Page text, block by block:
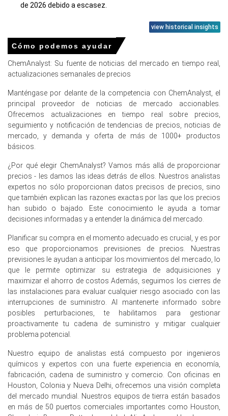
de 2026 debido a escasez.
Las importaciones de nafta y materia prima
petroquímica por vía marítima a China enfrentaron
severas interrupciones en el suministro durante el primer
trimestre de 2026.
Los productores químicos asiáticos redujeron la
escaseces regionales en el suministro de materia prima.
Precios de Cuerdas de Neumáticos de Poliéster en Europa
En Alemania, el Índice de Precios de Cords de
el primer trimestre de 2026, impulsado por el aumento de
los costos de las materias primas.
La tendencia del costo de producción de los cordones de
neumáticos de poliéster aumentó en marzo de 2026 ya
que los costos de nafta y etileno subieron bruscamente.
Neumáticos de Poliéster se fortalecieron en marzo de
2026, apoyadas por el aumento en las inscripciones
nacionales de nuevos automóviles de pasajeros.
La Pronóstico de Precio de los Cuerdas de Neumáticos
de Poliéster se desplazó hacia arriba en marzo de 2026
tras un aumento en la disponibilidad regional de
tereftalato de polietileno.
La inflación del consumidor aumentó un 2.7%, y los
2026, afectando los márgenes de Polyester Tire Cords.
El Índice de Manufactura se expandió en marzo de 2026,
impulsando la demanda de los OEM por Cuerdas de
Neumático de Poliéster en neumáticos automotrices.
El estancamiento del 0.0% en la producción industrial y el
view historical insights
Cómo podemos ayudar
ChemAnalyst: Su fuente de noticias del mercado en tiempo real,
actualizaciones semanales de precios
Manténgase por delante de la competencia con ChemAnalyst, el
principal proveedor de noticias de mercado accionables.
Ofrecemos actualizaciones en tiempo real sobre precios,
seguimiento y notificación de tendencias de precios, noticias de
mercado, y demanda y oferta de más de 1000+ productos
básicos.
¿Por qué elegir ChemAnalyst? Vamos más allá de proporcionar
precios - les damos las ideas detrás de ellos. Nuestros analistas
expertos no sólo proporcionan datos precisos de precios, sino
que también explican las razones exactas por las que los precios
han subido o bajado. Este conocimiento le ayuda a tomar
decisiones informadas y a entender la dinámica del mercado.
Planificar su compra en el momento adecuado es crucial, y es por
eso que proporcionamos previsiones de precios. Nuestras
previsiones le ayudan a anticipar los movimientos del mercado, lo
que le permite optimizar su estrategia de adquisiciones y
maximizar el ahorro de costos Además, seguimos los cierres de
las instalaciones para evaluar cualquier riesgo asociado con las
interrupciones de suministro. Al mantenerte informado sobre
posibles perturbaciones, te habilitamos para gestionar
proactivamente tu cadena de suministro y mitigar cualquier
problema potencial.
Nuestro equipo de analistas está compuesto por ingenieros
químicos y expertos con una fuerte experiencia en economía,
fabricación, cadena de suministro y comercio. Con oficinas en
Houston, Colonia y Nueva Delhi, ofrecemos una visión completa
del mercado mundial. Nuestros equipos de tierra están basados
en más de 50 puertos comerciales importantes como Houston,